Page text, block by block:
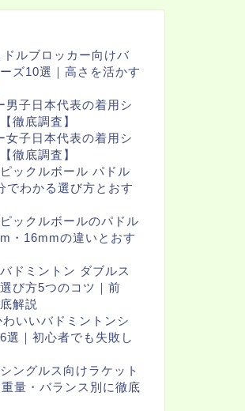
ドルブロッカー向けバ
ズ10選｜高さを活かす
男子日本代表の着用シ
徹底調査】
女子日本代表の着用シ
徹底調査】
ックルボール パドル
でわかる選び方とおす
ックルボールのパドル
・16mmの違いとおす
ドミントン ダブルス
び方5つのコツ｜前
解説
わいいバドミントンシ
選｜初心者でも失敗し
ングルス向けラケット
量・バランス別に徹底